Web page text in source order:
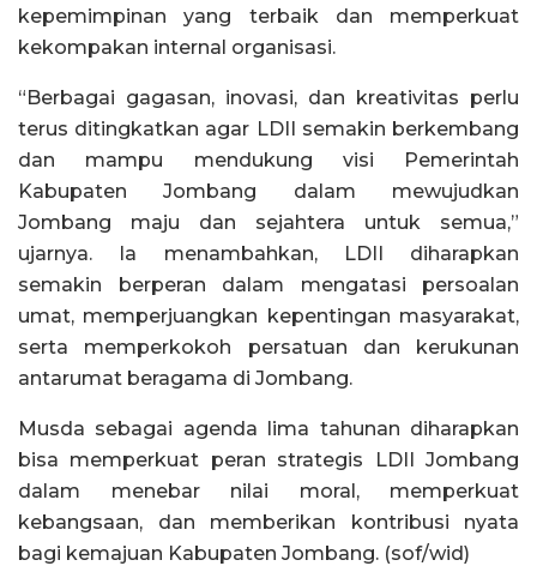
kepemimpinan yang terbaik dan memperkuat
kekompakan internal organisasi.
“Berbagai gagasan, inovasi, dan kreativitas perlu
terus ditingkatkan agar LDII semakin berkembang
dan mampu mendukung visi Pemerintah
Kabupaten Jombang dalam mewujudkan
Jombang maju dan sejahtera untuk semua,”
ujarnya. Ia menambahkan, LDII diharapkan
semakin berperan dalam mengatasi persoalan
umat, memperjuangkan kepentingan masyarakat,
serta memperkokoh persatuan dan kerukunan
antarumat beragama di Jombang.
Musda sebagai agenda lima tahunan diharapkan
bisa memperkuat peran strategis LDII Jombang
dalam menebar nilai moral, memperkuat
kebangsaan, dan memberikan kontribusi nyata
bagi kemajuan Kabupaten Jombang. (sof/wid)